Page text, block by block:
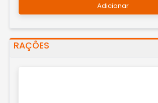
Adicionar
RAÇÕES